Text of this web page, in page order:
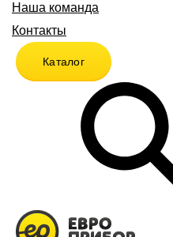
Наша команда
Контакты
Каталог